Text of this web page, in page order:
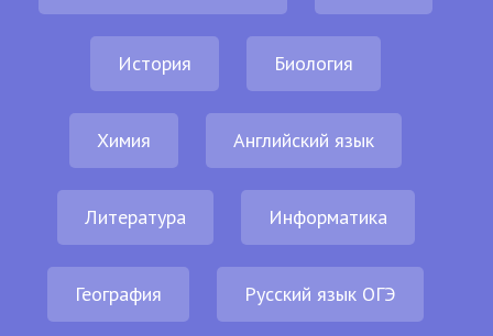
История Биология
Химия Английский язык
Литература Информатика
География Русский язык ОГЭ